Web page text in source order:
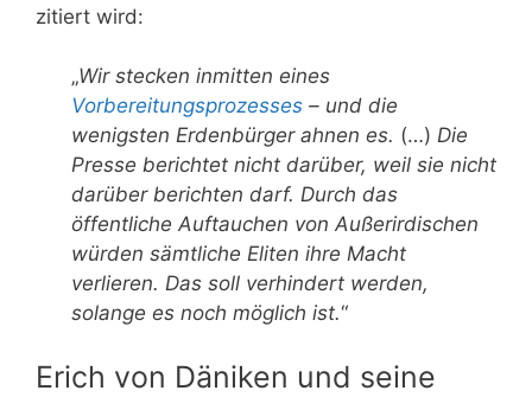
zitiert wird:
„Wir stecken inmitten eines
Vorbereitungsprozesses – und die
wenigsten Erdenbürger ahnen es. (…) Die
Presse berichtet nicht darüber, weil sie nicht
darüber berichten darf. Durch das
öffentliche Auftauchen von Außerirdischen
würden sämtliche Eliten ihre Macht
verlieren. Das soll verhindert werden,
solange es noch möglich ist.“
Erich von Däniken und seine